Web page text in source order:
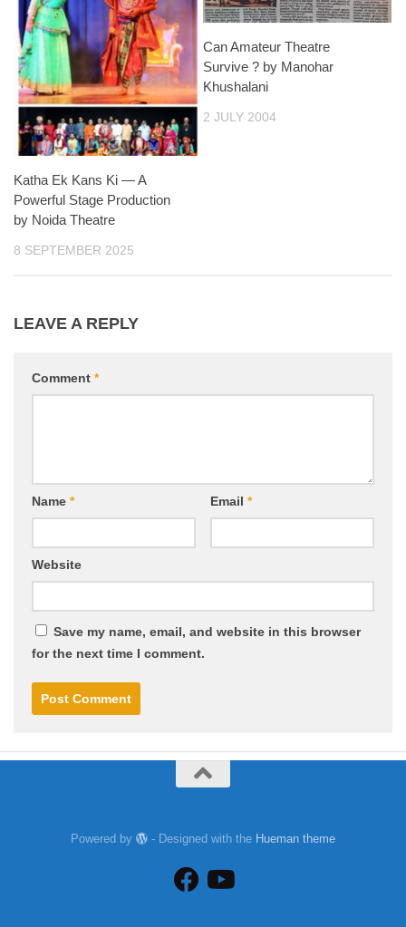
Katha Ek Kans Ki — A
Powerful Stage Production
by Noida Theatre
8 SEPTEMBER 2025
Can Amateur Theatre
Survive ? by Manohar
Khushalani
2 JULY 2004
LEAVE A REPLY
Comment *
Name * Email *
Website
Save my name, email, and website in this browser
for the next time I comment.
Powered by - Designed with the Hueman theme